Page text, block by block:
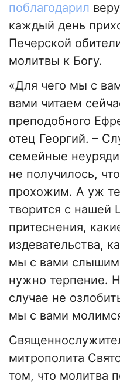
поблагодарил
каждый день
Печерской
молитвы к Богу.
«Для чего мы с
вами читаем
преподобного
отец Георгий. –
семейные
не получилось,
прохожим. А уж
творится с нашей
притеснения,
издевательства,
мы с вами слышим
нужно терпение.
случае не
мы с вами
митрополита
том, что молитва